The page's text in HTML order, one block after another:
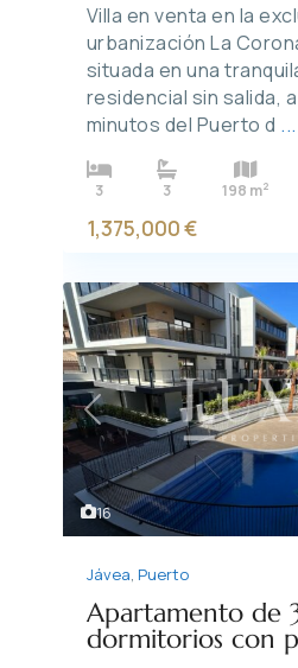
Villa en venta en la
urbanización La
situada en una
residencial sin salida,
minutos del Puerto d ...
3 3 198 m2
1,375,000 €
16
Previous
Jávea, Puerto
Apartamento de
dormitorios con